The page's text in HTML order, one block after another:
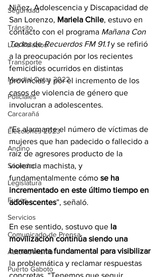
Seguridad
Tránsito
Luis Palacios
Transporte
Mundial Qatar 2022
Policiales
Carcarañá
Elecciones 2023
Andino
Sociedad
Legislatura
Funes
Servicios
Comunicado de Prensa
Automovilismo
Puerto Gaboto
Niñez, Adolescencia y Discapacidad de
San Lorenzo, Mariela Chile, estuvo en
contacto con el programa Mañana Con
Todos de Recuerdos FM 91.1 y se refirió
a la preocupación por los recientes
femicidios ocurridos en distintas
provincias y por el incremento de los
casos de violencia de género que
involucran a adolescentes.
“Es alarmante el número de víctimas de
mujeres que han padecido o fallecido a
raíz de agresores producto de la
violencia machista, y
fundamentalmente cómo se ha
incrementado en este último tiempo en
adolescentes”, señaló.
En ese sentido, sostuvo que la
movilización continúa siendo una
herramienta fundamental para visibilizar
la problemática y reclamar respuestas
concretas. “Tenemos que seguir